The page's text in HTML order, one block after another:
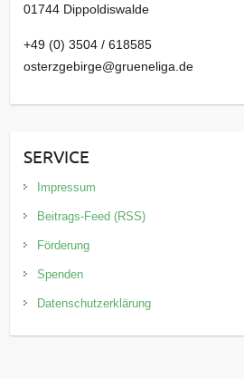
01744 Dippoldiswalde
+49 (0) 3504 / 618585
osterzgebirge@grueneliga.de
SERVICE
Impressum
Beitrags-Feed (RSS)
Förderung
Spenden
Datenschutzerklärung